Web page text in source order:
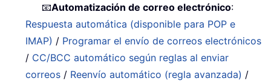
📧Automatización de correo electrónico:
Respuesta automática (disponible para POP e
IMAP) / Programar el envío de correos electrónicos
/ CC/BCC automático según reglas al enviar
correos / Reenvío automático (regla avanzada) /